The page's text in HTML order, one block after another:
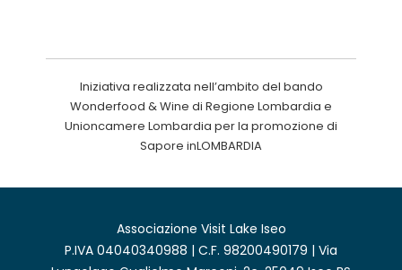
Iniziativa realizzata nell’ambito del bando
Wonderfood & Wine di Regione Lombardia e
Unioncamere Lombardia per la promozione di
Sapore inLOMBARDIA
Associazione Visit Lake Iseo
P.IVA 04040340988 | C.F. 98200490179 | Via